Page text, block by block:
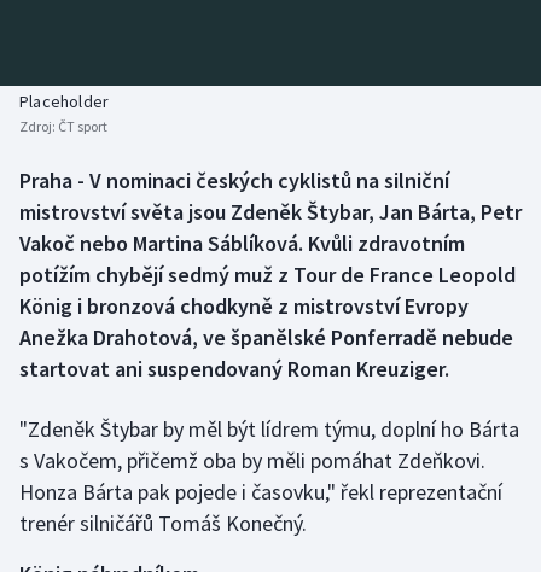
Curling
Florbal
Futsal
Golf
Gymnastika
Házená
Jezdectví
Placeholder
Zdroj: ČT sport
Praha - V nominaci českých cyklistů na silniční
mistrovství světa jsou Zdeněk Štybar, Jan Bárta, Petr
Vakoč nebo Martina Sáblíková. Kvůli zdravotním
potížím chybějí sedmý muž z Tour de France Leopold
König i bronzová chodkyně z mistrovství Evropy
Anežka Drahotová, ve španělské Ponferradě nebude
startovat ani suspendovaný Roman Kreuziger.
"Zdeněk Štybar by měl být lídrem týmu, doplní ho Bárta
s Vakočem, přičemž oba by měli pomáhat Zdeňkovi.
Honza Bárta pak pojede i časovku," řekl reprezentační
trenér silničářů Tomáš Konečný.